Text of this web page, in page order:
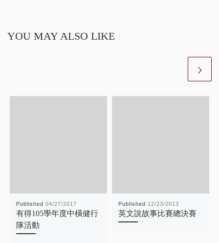
YOU MAY ALSO LIKE
Published 04/27/2017
有得105學年度中橫健行
隊活動
Published 12/23/2013
英文說故事比賽總決賽